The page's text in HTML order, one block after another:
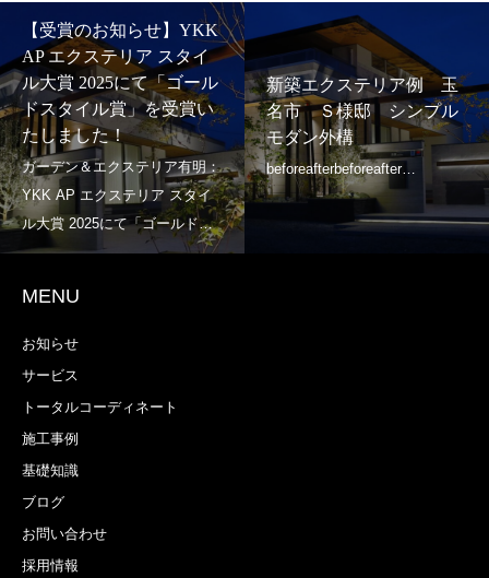
YKK
タイ
ール
賞い
新築エクステリア例 玉
名市 Ｓ様邸 シンプル
モダン外構
新築エクステリ
名郡 U様邸 シ
モダン外構
MENU
お知らせ
サービス
トータルコーディネート
施工事例
基礎知識
ブログ
お問い合わせ
採用情報